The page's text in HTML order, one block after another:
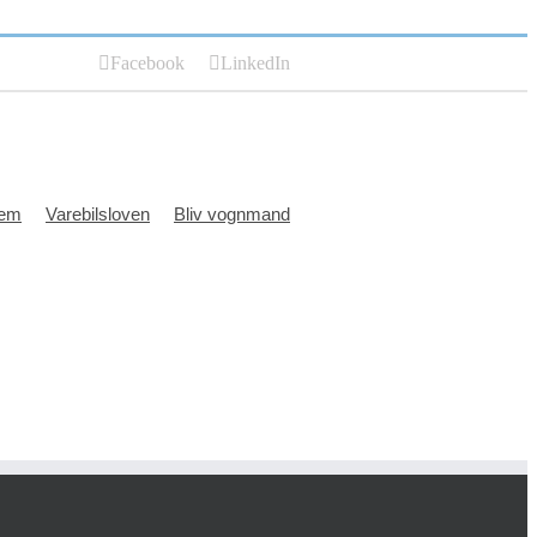
Facebook LinkedIn
Varebilsloven Bliv vognmand